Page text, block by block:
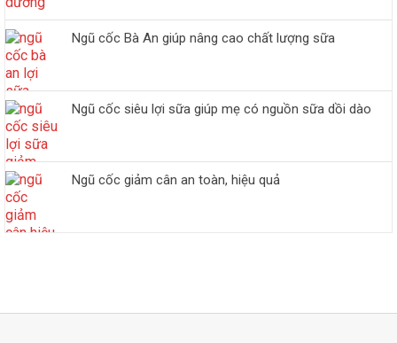
Ngũ cốc Bà An giúp nâng cao chất lượng sữa
Ngũ cốc siêu lợi sữa giúp mẹ có nguồn sữa dồi dào
Ngũ cốc giảm cân an toàn, hiệu quả